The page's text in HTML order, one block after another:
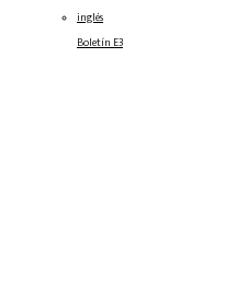
inglés
Boletín E3